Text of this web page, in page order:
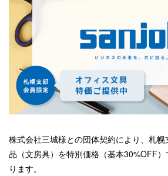
株式会社三城様との団体契約により、札
品（文房具）を特別価格（基本30%OFF
ります。